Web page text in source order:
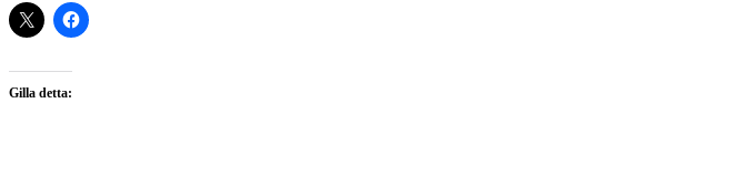
Gilla detta: